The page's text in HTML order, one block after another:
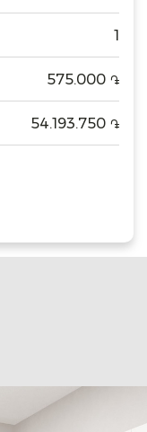
1
575.000 ֏
54.193.750 ֏